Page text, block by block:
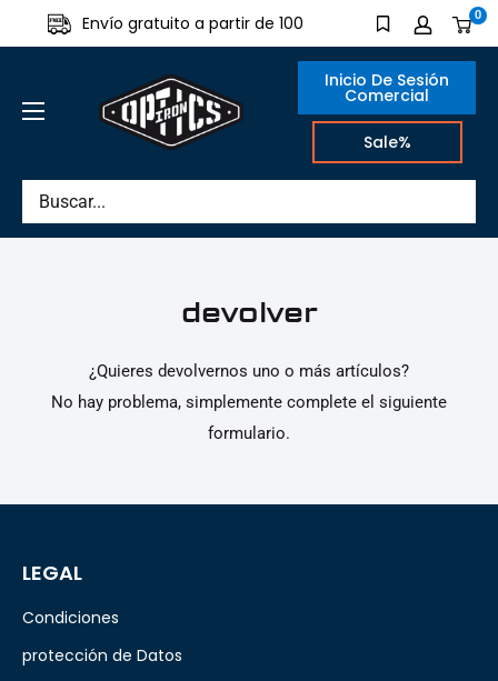
Directamente
al
Envío gratuito a partir de 100 Hecho 0
IRON
Inicio De Sesión
Comercial
Sale%
devolver
¿Quieres devolvernos uno o más artículos?
No hay problema, simplemente complete el siguiente
formulario.
LEGAL
Condiciones
protección de Datos